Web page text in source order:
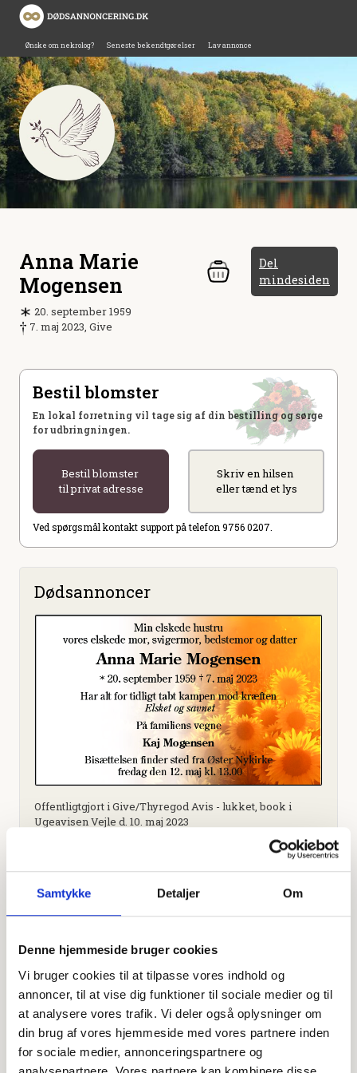
Samtykke Detaljer Om
Denne hjemmeside bruger cookies
Vi bruger cookies til at tilpasse vores indhold og
annoncer, til at vise dig funktioner til sociale medier og til
at analysere vores trafik. Vi deler også oplysninger om
din brug af vores hjemmeside med vores partnere inden
for sociale medier, annonceringspartnere og
Ønske om nekrolog? Seneste bekendtgørelser Lav annonce
Anna Marie
Mogensen
Del
mindesiden
20. september 1959
7. maj 2023, Give
Bestil blomster
En lokal forretning vil tage sig af din bestilling og sørge
for udbringningen.
Bestil blomster
til privat adresse
Skriv en hilsen
eller tænd et lys
Ved spørgsmål kontakt support på telefon 9756 0207.
Dødsannoncer
Offentligtgjort i Give/Thyregod Avis - lukket, book i
Ugeavisen Vejle d. 10. maj 2023
Hærvejen 309, 7323 Give
+
−